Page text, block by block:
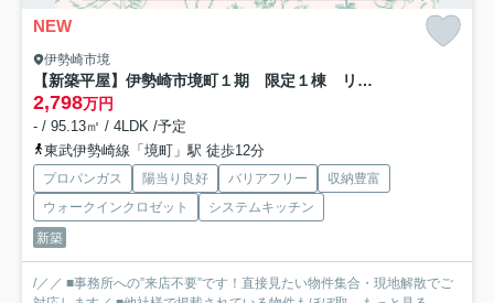
NEW
伊勢崎市境
【新築平屋】伊勢崎市境町１期 限定１棟 リガーレ 新築建売
2,798万円
- / 95.13㎡ / 4LDK /予定
東武伊勢崎線「境町」駅 徒歩12分
プロパンガス 陽当り良好 バリアフリー
収納豊富
ウォークインクロゼット
システムキッチン
新築
/／／ ■事務所への”来店不要”です！直接見たい物件集合・現地解散でご